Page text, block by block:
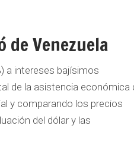
Venezuela
a intereses bajísimos
de la asistencia económica
y comparando los precios
del dólar y las